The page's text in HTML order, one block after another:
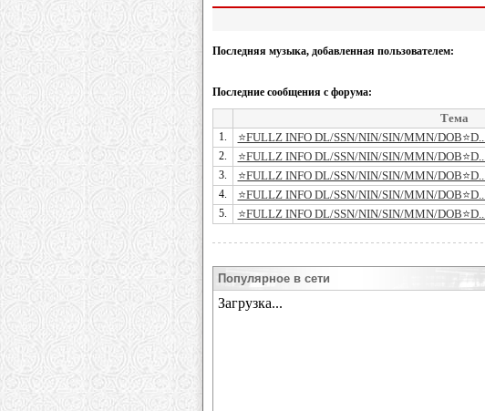
Последняя музыка, добавленная пользователем:
Последние сообщения с форума:
Тема
1. ⭐FULLZ INFO DL/SSN/NIN/SIN/MMN/
2. ⭐FULLZ INFO DL/SSN/NIN/SIN/MMN/
3. ⭐FULLZ INFO DL/SSN/NIN/SIN/MMN/
4. ⭐FULLZ INFO DL/SSN/NIN/SIN/MMN/
5. ⭐FULLZ INFO DL/SSN/NIN/SIN/MMN/
Популярное в сети